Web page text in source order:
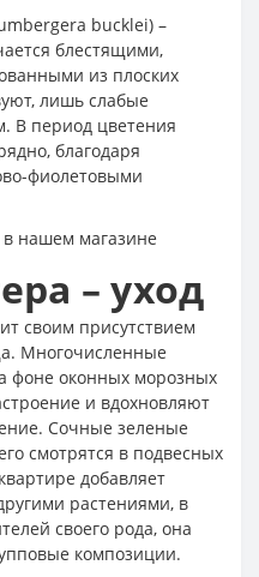
bucklei) –
блестящими,
из плоских
лишь слабые
В период цветения
благодаря
фиолетовыми
нашем магазине
– уход
своим присутствием
Многочисленные
фоне оконных морозных
и вдохновляют
Сочные зеленые
смотрятся в подвесных
добавляет
растениями, в
своего рода, она
композиции.